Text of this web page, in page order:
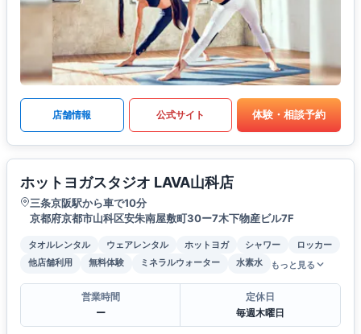
店舗情報 公式サイト 体験・相談予約
ホットヨガスタジオ LAVA山科店
三条京阪駅から車で10分
京都府京都市山科区安朱南屋敷町30ー7木下物産ビル7F
タオルレンタル ウェアレンタル ホットヨガ シャワー
ロッカー
他店舗利用
無料体験 ミネラルウォーター 水素水 もっと見る
営業時間
ー
定休日
毎週木曜日